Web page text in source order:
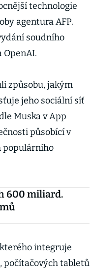
technologie
agentura AFP.
soudního
OpenAI.
způsobu, jakým
jeho sociální síť
Muska v App
působící v
populárního
600 miliard.
integruje
počítačových tabletů